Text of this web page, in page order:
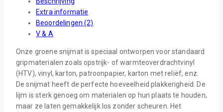
Extra informatie
Beoordelingen (2)
V & A
Onze groene snijmat is speciaal ontworpen voor standaard
gripmaterialen zoals opstrijk- of warmteoverdrachtvinyl
(HTV), vinyl, karton, patroonpapier, karton met reliëf, enz.
De snijmat heeft de perfecte hoeveelheid plakkerigheid. De
lijm is sterk genoeg om materialen op hun plaats te houden,
maar ze laten gemakkelijk los zonder scheuren. Het